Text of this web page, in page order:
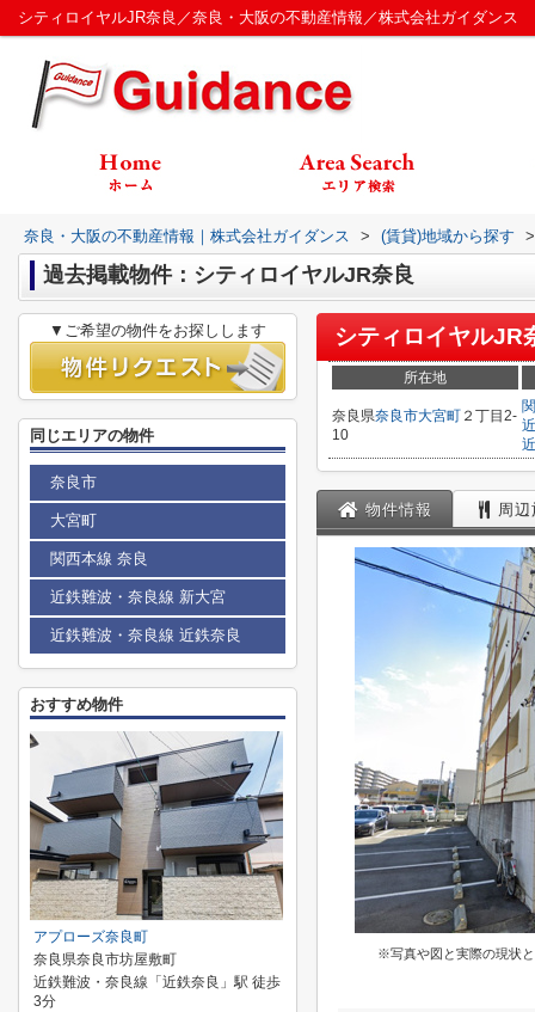
シティロイヤルJR奈良／奈良・大阪の不動産情報／株式会社ガイダンス
奈良・大阪の不動産情報｜株式会社ガイダンス > (賃貸)地域から探す >
過去掲載物件：シティロイヤルJR奈良
シティロイヤルJR
所在地
奈良県奈良市大宮町 ２丁目2-
10
物件情報 周
※写真や図と実際の現状
▼ご希望の物件をお探しします
同じエリアの物件
奈良市
大宮町
関西本線 奈良
近鉄難波・奈良線 新大宮
近鉄難波・奈良線 近鉄奈良
おすすめ物件
アプローズ奈良町
奈良県奈良市坊屋敷町
近鉄難波・奈良線「近鉄奈良」駅 徒歩
3分